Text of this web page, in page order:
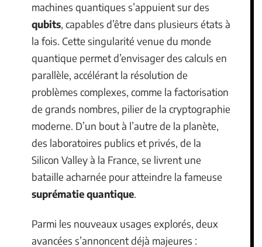
françaises, à Paris notamment,
expérimentent déjà ladistribution
quantique de clés(QKD) sur leurs propres
réseaux urbains.
L’informatique quantiqueréinvente le
calcul. Contrairement aux ordinateurs
classiques, qui fonctionnent avec des bits, les
machines quantiques s’appuient sur des
qubits , capables d’être dans plusieurs états à
la fois. Cette singularité venue du monde
quantique permet d’envisager des calculs en
problèmes complexes, comme la factorisation
de grands nombres, pilier de la cryptographie